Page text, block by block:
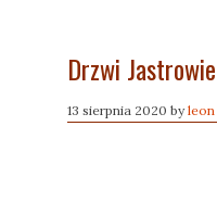
Drzwi
13 sierpnia 2020 byleon